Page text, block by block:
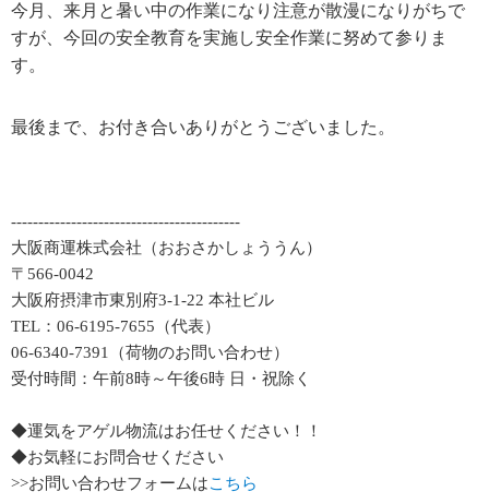
今月、来月と暑い中の作業になり注意が散漫になりがちで
すが、今回の安全教育を実施し安全作業に努めて参りま
す。
最後まで、お付き合いありがとうございました。
------------------------------------------
大阪商運株式会社（おおさかしょううん）
〒566-0042
大阪府摂津市東別府3-1-22 本社ビル
TEL：06-6195-7655（代表）
06-6340-7391（荷物のお問い合わせ）
受付時間：午前8時～午後6時 日・祝除く
◆運気をアゲル物流はお任せください！！
◆お気軽にお問合せください
>>お問い合わせフォームはこちら